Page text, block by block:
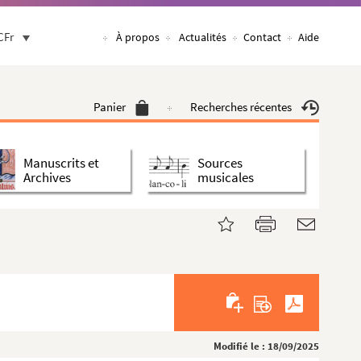
À propos Actualités Contact Aide
Panier Recherches récentes
Manuscrits et
Archives
Sources
musicales
Modifié le : 18/09/2025